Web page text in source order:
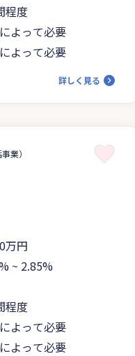
程度
よって必要
よって必要
詳しく見る
業）
万円
~ 2.85%
程度
よって必要
よって必要